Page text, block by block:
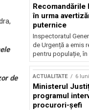
de
Recomandările
în urma
puternice
Inspectoratul
de Urgență a emis
pentru populație,
ACTUALITATE 6
Ministerul
programul
procurori-șefi